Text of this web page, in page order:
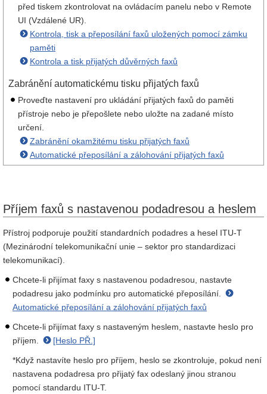
před tiskem zkontrolovat na ovládacím panelu nebo v Remote
UI (Vzdálené UR).
Kontrola, tisk a přeposílání faxů uložených pomocí zámku
paměti
Kontrola a tisk přijatých důvěrných faxů
Zabránění automatickému tisku přijatých faxů
Proveďte nastavení pro ukládání přijatých faxů do paměti
přístroje nebo je přepošlete nebo uložte na zadané místo
určení.
Zabránění okamžitému tisku přijatých faxů
Automatické přeposílání a zálohování přijatých faxů
Příjem faxů s nastavenou podadresou a heslem
Přístroj podporuje použití standardních podadres a hesel ITU-T
(Mezinárodní telekomunikační unie – sektor pro standardizaci
telekomunikací).
Chcete-li přijímat faxy s nastavenou podadresou, nastavte
podadresu jako podmínku pro automatické přeposílání.
Automatické přeposílání a zálohování přijatých faxů
Chcete-li přijímat faxy s nastaveným heslem, nastavte heslo pro
příjem.
[Heslo PŘ.]
*Když nastavíte heslo pro příjem, heslo se zkontroluje, pokud není
nastavena podadresa pro přijatý fax odeslaný jinou stranou
pomocí standardu ITU-T.